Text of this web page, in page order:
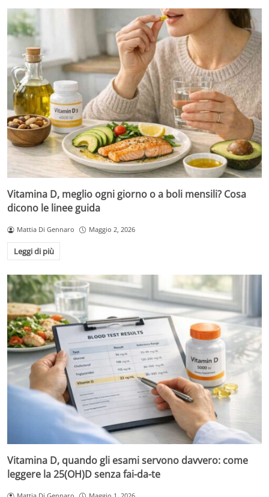
Vitamina D, meglio ogni giorno o a boli mensili? Cosa
dicono le linee guida
Mattia Di Gennaro Maggio 2, 2026
Leggi di più
Vitamina D, quando gli esami servono davvero: come
leggere la 25(OH)D senza fai-da-te